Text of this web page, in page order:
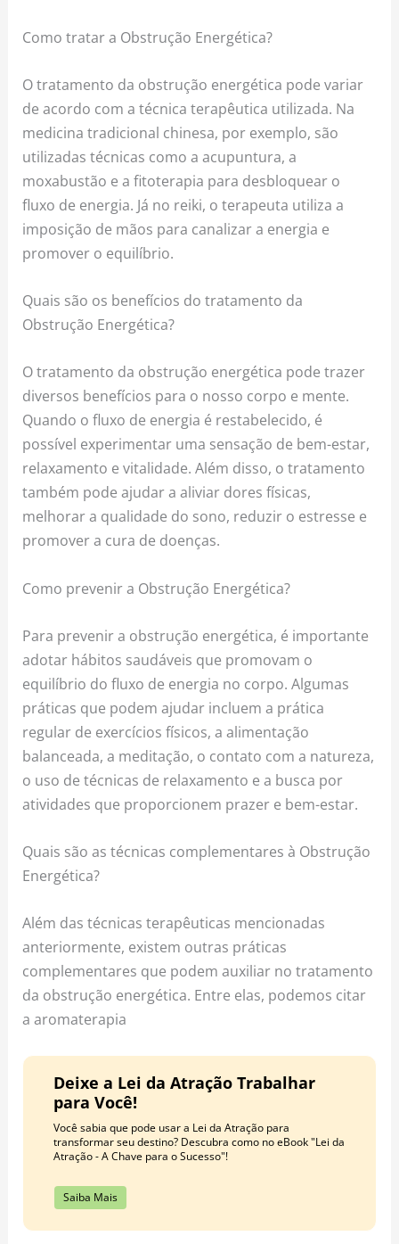
Como tratar a Obstrução Energética?
O tratamento da obstrução energética pode variar
de acordo com a técnica terapêutica utilizada. Na
medicina tradicional chinesa, por exemplo, são
utilizadas técnicas como a acupuntura, a
moxabustão e a fitoterapia para desbloquear o
fluxo de energia. Já no reiki, o terapeuta utiliza a
imposição de mãos para canalizar a energia e
promover o equilíbrio.
Quais são os benefícios do tratamento da
Obstrução Energética?
O tratamento da obstrução energética pode trazer
diversos benefícios para o nosso corpo e mente.
Quando o fluxo de energia é restabelecido, é
possível experimentar uma sensação de bem-estar,
relaxamento e vitalidade. Além disso, o tratamento
também pode ajudar a aliviar dores físicas,
melhorar a qualidade do sono, reduzir o estresse e
promover a cura de doenças.
Como prevenir a Obstrução Energética?
Para prevenir a obstrução energética, é importante
adotar hábitos saudáveis que promovam o
equilíbrio do fluxo de energia no corpo. Algumas
práticas que podem ajudar incluem a prática
regular de exercícios físicos, a alimentação
balanceada, a meditação, o contato com a natureza,
o uso de técnicas de relaxamento e a busca por
atividades que proporcionem prazer e bem-estar.
Quais são as técnicas complementares à Obstrução
Energética?
Além das técnicas terapêuticas mencionadas
anteriormente, existem outras práticas
complementares que podem auxiliar no tratamento
da obstrução energética. Entre elas, podemos citar
a aromaterapia
Deixe a Lei da Atração Trabalhar
para Você!
Você sabia que pode usar a Lei da Atração para
transformar seu destino? Descubra como no eBook "Lei da
Atração - A Chave para o Sucesso"!
Saiba Mais